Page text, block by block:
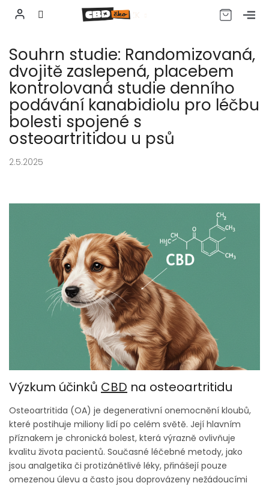
na
obsah
CZK
Souhrn studie: Randomizovaná,
dvojitě zaslepená, placebem
kontrolovaná studie denního
podávání kanabidiolu pro léčbu
bolesti spojené s
osteoartritidou u psů
2.5.2025
Výzkum účinků CBD na osteoartritidu
Osteoartritida (OA) je degenerativní onemocnění kloubů,
které postihuje miliony lidí po celém světě. Její hlavním
příznakem je chronická bolest, která výrazně ovlivňuje
kvalitu života pacientů. Současné léčebné metody, jako
jsou analgetika či protizánětlivé léky, přinášejí pouze
omezenou úlevu a často jsou doprovázeny nežádoucími